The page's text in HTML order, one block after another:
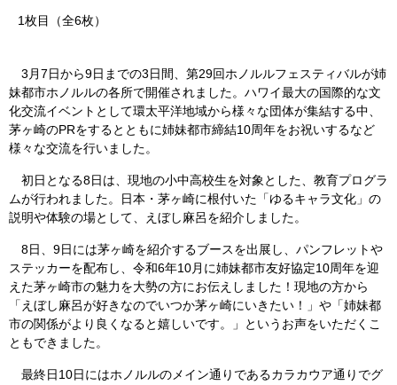
1枚目（全6枚）
3月7日から9日までの3日間、第29回ホノルルフェスティバルが姉
妹都市ホノルルの各所で開催されました。ハワイ最大の国際的な文
化交流イベントとして環太平洋地域から様々な団体が集結する中、
茅ヶ崎のPRをするとともに姉妹都市締結10周年をお祝いするなど
様々な交流を行いました。
初日となる8日は、現地の小中高校生を対象とした、教育プログラ
ムが行われました。日本・茅ヶ崎に根付いた「ゆるキャラ文化」の
説明や体験の場として、えぼし麻呂を紹介しました。
8日、9日には茅ヶ崎を紹介するブースを出展し、パンフレットや
ステッカーを配布し、令和6年10月に姉妹都市友好協定10周年を迎
えた茅ヶ崎市の魅力を大勢の方にお伝えしました！現地の方から
「えぼし麻呂が好きなのでいつか茅ヶ崎にいきたい！」や「姉妹都
市の関係がより良くなると嬉しいです。」というお声をいただくこ
ともできました。
最終日10日にはホノルルのメイン通りであるカラカウア通りでグ